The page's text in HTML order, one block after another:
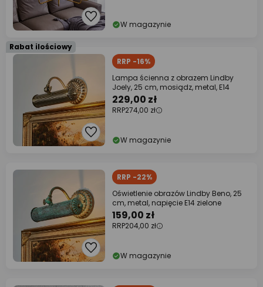
W magazynie
Rabat ilościowy
RRP -16%
Lampa ścienna z obrazem Lindby
Joely, 25 cm, mosiądz, metal, E14
229,00 zł
RRP274,00 zł
W magazynie
RRP -22%
Oświetlenie obrazów Lindby Beno, 25
cm, metal, napięcie E14 zielone
159,00 zł
RRP204,00 zł
W magazynie